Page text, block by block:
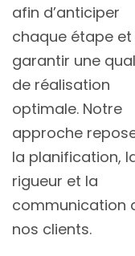
afin d’anticiper
chaque étape
garantir une
de réalisation
optimale. Notre
approche
la planification,
rigueur et la
communication
nos clients.